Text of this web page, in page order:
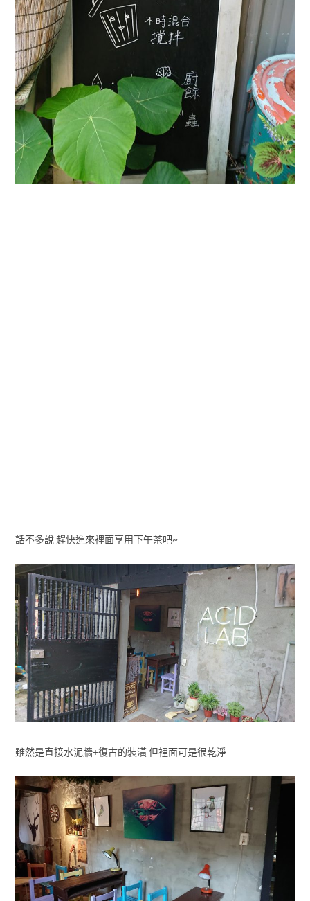
話不多說 趕快進來裡面享用下午茶吧~
雖然是直接水泥牆+復古的裝潢 但裡面可是很乾淨